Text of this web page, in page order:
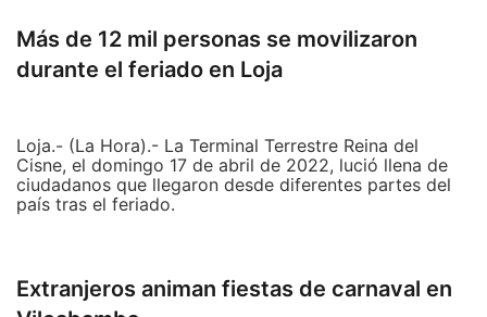
Más de 12 mil personas se movilizaron
durante el feriado en Loja
Loja.- (La Hora).- La Terminal Terrestre Reina del
Cisne, el domingo 17 de abril de 2022, lució llena de
ciudadanos que llegaron desde diferentes partes del
país tras el feriado.
alto movimiento de personas que se concentraron,
luego de retornar de viaje desde algunas ciudades y
Extranjeros animan fiestas de carnaval en